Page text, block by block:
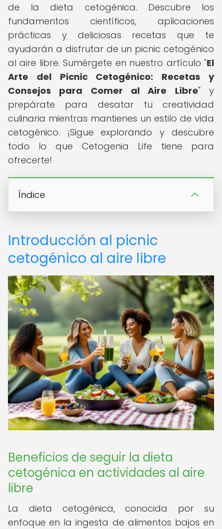
de la dieta cetogénica. Descubre los
fundamentos científicos, aplicaciones
prácticas y deliciosas recetas que te
ayudarán a disfrutar de un picnic cetogénico
al aire libre. Sumérgete en nuestro artículo "El
Arte del Picnic Cetogénico: Recetas y
Consejos para Comer al Aire Libre" y
prepárate para desatar tu creatividad
culinaria mientras mantienes un estilo de vida
cetogénico. ¡Sigue explorando y descubre
todo lo que Cetogenia Life tiene para
ofrecerte!
Índice
Introducción al picnic
cetogénico al aire libre
Beneficios de seguir la dieta
cetogénica en actividades al aire
libre
La dieta cetogénica, conocida por su
enfoque en la ingesta de alimentos bajos en